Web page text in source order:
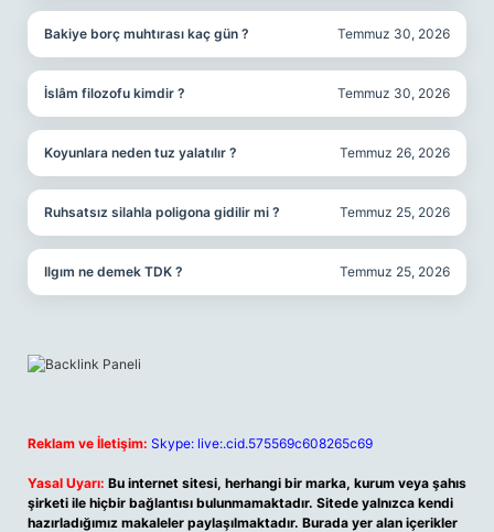
Bakiye borç muhtırası kaç gün ? Temmuz 30, 2026
İslâm filozofu kimdir ? Temmuz 30, 2026
Koyunlara neden tuz yalatılır ? Temmuz 26, 2026
Ruhsatsız silahla poligona gidilir mi ? Temmuz 25, 2026
Ilgım ne demek TDK ? Temmuz 25, 2026
Reklam ve İletişim: Skype: live:.cid.575569c608265c69
Yasal Uyarı: Bu internet sitesi, herhangi bir marka, kurum veya şahıs
şirketi ile hiçbir bağlantısı bulunmamaktadır. Sitede yalnızca kendi
hazırladığımız makaleler paylaşılmaktadır. Burada yer alan içerikler